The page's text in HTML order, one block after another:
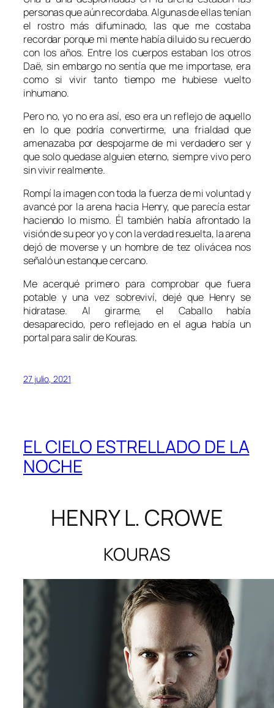
personas que aún recordaba. Algunas de ellas tenían
el rostro más difuminado, las que me costaba
recordar porque mi mente había diluido su recuerdo
con los años. Entre los cuerpos estaban los otros
Daë, sin embargo no sentía que me importase, era
como si vivir tanto tiempo me hubiese vuelto
inhumano.
Pero no, yo no era así, eso era un reflejo de aquello
en lo que podría convertirme, una frialdad que
amenazaba por despojarme de mi verdadero ser y
que solo quedase alguien eterno, siempre vivo pero
sin vivir realmente.
Rompí la imagen con toda la fuerza de mi voluntad y
avancé por la arena hacia Henry, que parecía estar
haciendo lo mismo. Él también había afrontado la
visión de su peor yo y con la verdad resuelta, la arena
dejó de moverse y un hombre de tez olivácea nos
señaló un estanque cercano.
Me acerqué primero para comprobar que fuera
potable y una vez sobreviví, dejé que Henry se
hidratase. Al girarme, el Caballo había
desaparecido, pero reflejado en el agua había un
portal para salir de Kouras.
27 julio, 2021
EL CIELO ESTRELLADO DE LA
NOCHE
HENRY L. CROWE
KOURAS